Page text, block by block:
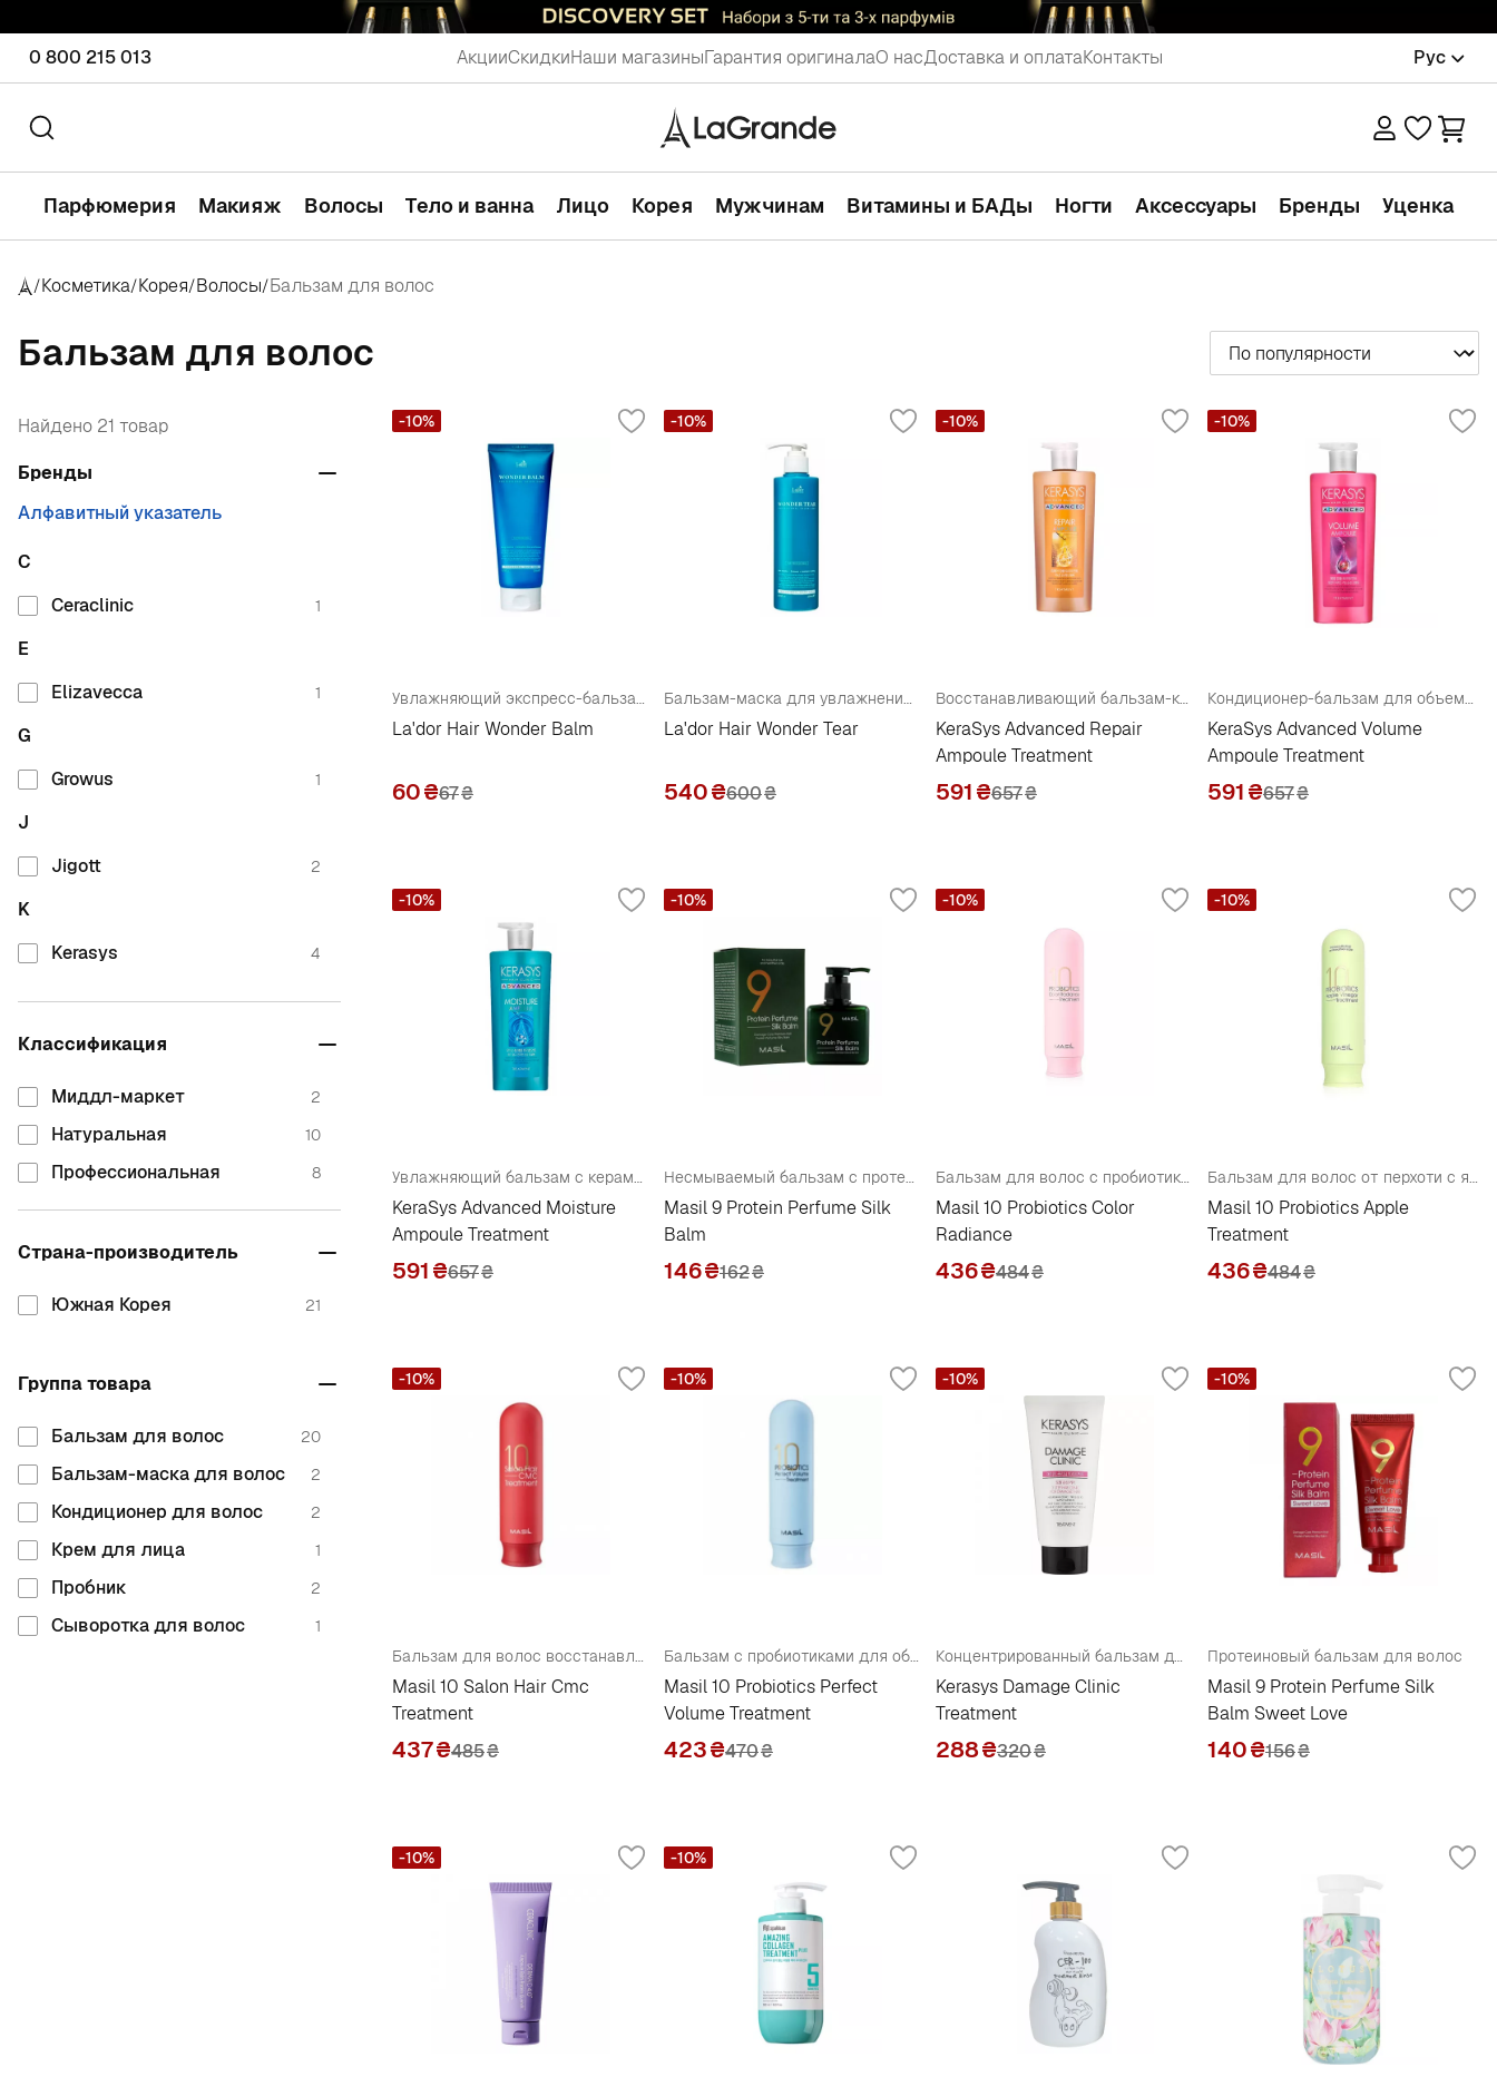
0 800 215 013 АкцииСкидкиНаши магазиныГарантия оригиналаО насДоставка и оплатаКонтакты Рус
Парфюмерия Макияж Волосы Тело и ванна Лицо Корея Мужчинам Витамины и БАДы Ногти Аксессуары Бренды Уценка
/Косметика/Корея/Волосы/Бальзам для волос
Бальзам для волос
Найдено 21 товар
Бренды
Алфавитный указатель
C
Ceraclinic
1
E
Elizavecca
1
G
Growus
1
J
Jigott
2
K
Kerasys
4
L
La'dor
4
M
Masil
6
S
Spaklean
1
T
Trimay
1
Классификация
Миддл-маркет 2
Натуральная 10
Профессиональная 8
Страна-производитель
Южная Корея 21
Группа товара
Бальзам для волос 20
Бальзам-маска для волос 2
Кондиционер для волос 2
Крем для лица 1
Пробник 2
Сыворотка для волос 1
Увлажняющий экспресс-бальзам для волос
La'dor Hair Wonder Balm
60₴67₴
-10%
Бальзам-маска для увлажнения, укрепления и придания волосам объема
La'dor Hair Wonder Tear
540₴600₴
-10%
Восстанавливающий бальзам-кондиционер для волос
KeraSys Advanced Repair
Ampoule Treatment
591₴657₴
-10%
Кондиционер-бальзам для объема волос
KeraSys Advanced Volume
Ampoule Treatment
591₴657₴
-10%
Увлажняющий бальзам с керамидами
KeraSys Advanced Moisture
Ampoule Treatment
591₴657₴
-10%
Несмываемый бальзам с протеинами для поврежденных волос
Masil 9 Protein Perfume Silk
Balm
146₴162₴
-10%
Бальзам для волос с пробиотиками для защиты цвета
Masil 10 Probiotics Color
Radiance
436₴484₴
-10%
Бальзам для волос от перхоти с яблочным уксусом
Masil 10 Probiotics Apple
Treatment
436₴484₴
-10%
Бальзам для волос восстанавливающий с церамидами
Masil 10 Salon Hair Cmc
Treatment
437₴485₴
-10%
Бальзам с пробиотиками для объема волос
Masil 10 Probiotics Perfect
Volume Treatment
423₴470₴
-10%
Концентрированный бальзам для поврежденных волос
Kerasys Damage Clinic
Treatment
288₴320₴
-10%
Протеиновый бальзам для волос
Masil 9 Protein Perfume Silk
Balm Sweet Love
140₴156₴
-10%
-10% -10%